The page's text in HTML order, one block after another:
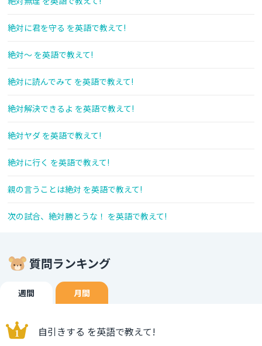
絶対に君を守る を英語で教えて!
絶対～ を英語で教えて!
絶対に読んでみて を英語で教えて!
絶対解決できるよ を英語で教えて!
絶対ヤダ を英語で教えて!
絶対に行く を英語で教えて!
親の言うことは絶対 を英語で教えて!
次の試合、絶対勝とうな！ を英語で教えて!
質問ランキング
週間 月間
自引きする を英語で教えて!